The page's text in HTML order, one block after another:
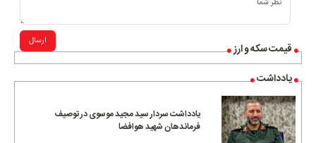
قیمت سکه و ارز
یادداشت
یادداشت سردار سید مجید موسوی در توصیف
فرماندهان شهید هوافضا
ارسال